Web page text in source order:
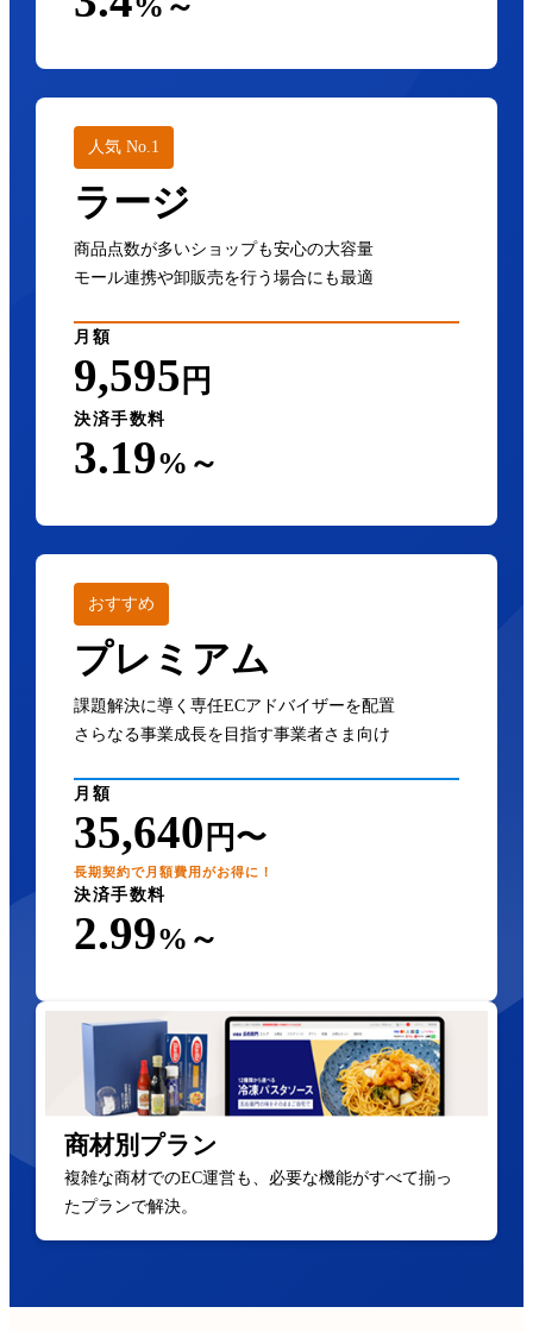
人気 No.1
ラージ
商品点数が多いショップも安心の大容量
モール連携や卸販売を行う場合にも最適
月額
9,595 円
決済手数料
3.19%～
おすすめ
プレミアム
課題解決に導く専任ECアドバイザーを配置
さらなる事業成長を目指す事業者さま向け
月額
35,640 円〜
長期契約で月額費用がお得に！
決済手数料
2.99%～
商材別プラン
複雑な商材でのEC運営も、必要な機能がすべて揃っ
たプランで解決。